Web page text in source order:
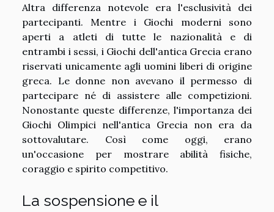
Altra differenza notevole era l'esclusività dei
partecipanti. Mentre i Giochi moderni sono
aperti a atleti di tutte le nazionalità e di
entrambi i sessi, i Giochi dell'antica Grecia erano
riservati unicamente agli uomini liberi di origine
greca. Le donne non avevano il permesso di
partecipare né di assistere alle competizioni.
Nonostante queste differenze, l'importanza dei
Giochi Olimpici nell'antica Grecia non era da
sottovalutare. Così come oggi, erano
un'occasione per mostrare abilità fisiche,
coraggio e spirito competitivo.
La sospensione e il